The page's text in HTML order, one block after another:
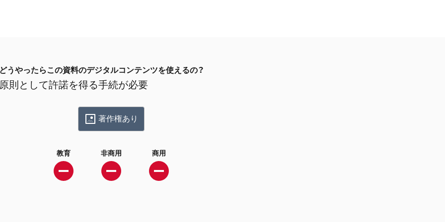
どうやったらこの資料のデジタルコンテンツを使えるの？
原則として許諾を得る手続が必要
著作権あり
教育 非商用 商用